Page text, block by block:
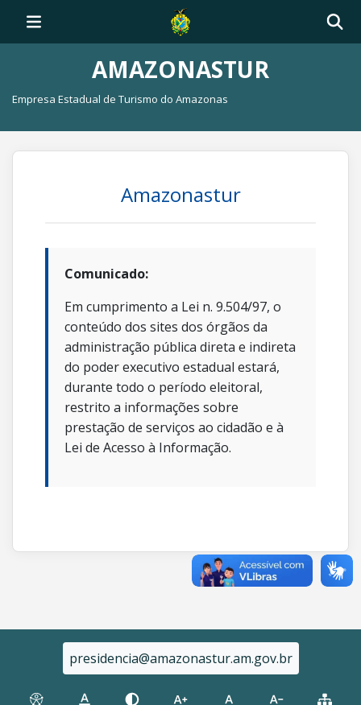
AMAZONASTUR
Empresa Estadual de Turismo do Amazonas
Amazonastur
Comunicado:
Em cumprimento a Lei n. 9.504/97, o
conteúdo dos sites dos órgãos da
administração pública direta e indireta
do poder executivo estadual estará,
durante todo o período eleitoral,
restrito a informações sobre
prestação de serviços ao cidadão e à
Lei de Acesso à Informação.
presidencia@amazonastur.am.gov.br